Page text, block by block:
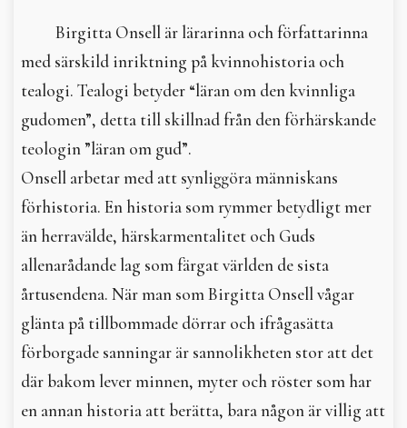
Birgitta Onsell är lärarinna och författarinna
med särskild inriktning på kvinnohistoria och
tealogi. Tealogi betyder “läran om den kvinnliga
gudomen”, detta till skillnad från den förhärskande
teologin ”läran om gud”.
Onsell arbetar med att synliggöra människans
förhistoria. En historia som rymmer betydligt mer
än herravälde, härskarmentalitet och Guds
allenarådande lag som färgat världen de sista
årtusendena. När man som Birgitta Onsell vågar
glänta på tillbommade dörrar och ifrågasätta
förborgade sanningar är sannolikheten stor att det
där bakom lever minnen, myter och röster som har
en annan historia att berätta, bara någon är villig att